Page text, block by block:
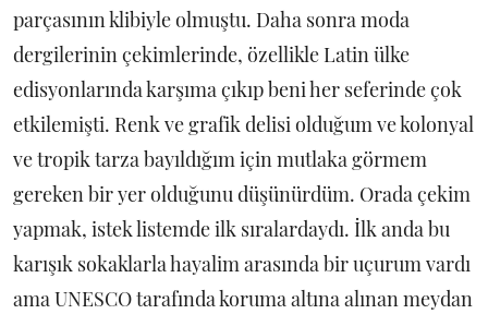
parçasının klibiyle olmuştu. Daha sonra moda
dergilerinin çekimlerinde, özellikle Latin ülke
edisyonlarında karşıma çıkıp beni her seferinde çok
etkilemişti. Renk ve grafik delisi olduğum ve kolonyal
ve tropik tarza bayıldığım için mutlaka görmem
gereken bir yer olduğunu düşünürdüm. Orada çekim
yapmak, istek listemde ilk sıralardaydı. İlk anda bu
karışık sokaklarla hayalim arasında bir uçurum vardı
ama UNESCO tarafında koruma altına alınan meydan